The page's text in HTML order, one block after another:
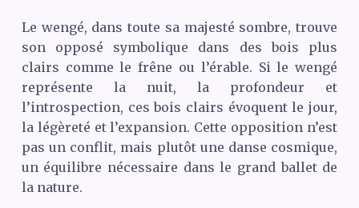
Le wengé, dans toute sa majesté sombre, trouve
son opposé symbolique dans des bois plus
clairs comme le frêne ou l’érable. Si le wengé
représente la nuit, la profondeur et
l’introspection, ces bois clairs évoquent le jour,
la légèreté et l’expansion. Cette opposition n’est
pas un conflit, mais plutôt une danse cosmique,
un équilibre nécessaire dans le grand ballet de
la nature.